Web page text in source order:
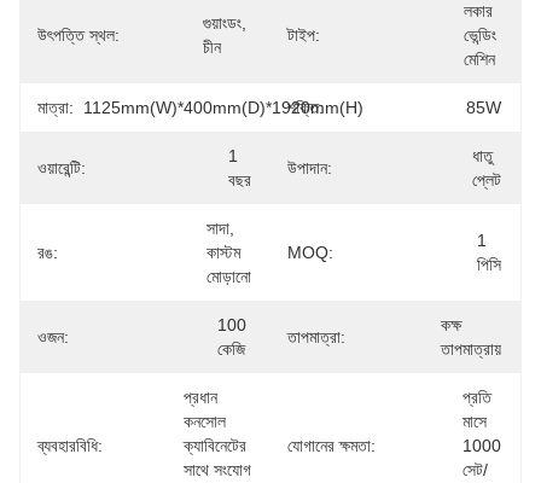
উৎপত্তি স্থল:
গুয়াংডং,
চীন
টাইপ:
লকার
ভেন্ডিং
মেশিন
মাত্রা: 1125mm(W)*400mm(D)*1920mm(H)
শক্তি: 85W
ওয়ারেন্টি:
1
বছর
উপাদান:
ধাতু
প্লেট
রঙ:
সাদা,
কাস্টম
মোড়ানো
MOQ:
1
পিসি
ওজন:
100
কেজি
তাপমাত্রা:
কক্ষ
তাপমাত্রায়
ব্যবহারবিধি:
প্রধান
কনসোল
ক্যাবিনেটের
সাথে সংযোগ
যোগানের ক্ষমতা:
প্রতি
মাসে
1000
সেট/